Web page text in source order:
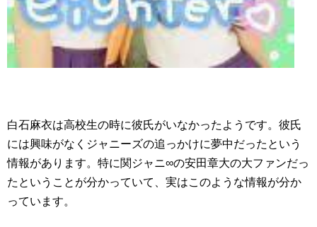
白石麻衣は高校生の時に彼氏がいなかったようです。彼氏
には興味がなくジャニーズの追っかけに夢中だったという
情報があります。特に関ジャニ∞の安田章大の大ファンだっ
たということが分かっていて、実はこのような情報が分か
っています。